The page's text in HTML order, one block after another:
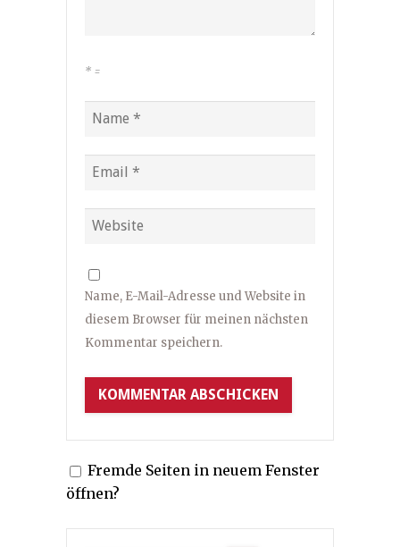
* =
Name, E-Mail-Adresse und Website in
diesem Browser für meinen nächsten
Kommentar speichern.
Fremde Seiten in neuem Fenster
öffnen?